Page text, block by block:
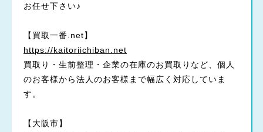
お任せ下さい♪
【買取一番.net】
https://kaitoriichiban.net
買取り・生前整理・企業の在庫のお買取りなど、個人
のお客様から法人のお客様まで幅広く対応していま
す。
【大阪市】